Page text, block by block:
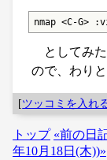
nmap <C-G>
としてみ
ので、わりと
[ツッコミを入れ
トップ «前の日
年10月18日(木))»